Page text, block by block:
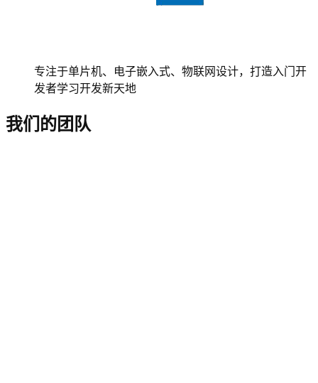
专注于单片机、电子嵌入式、物联网设计，打造入门开
发者学习开发新天地
我们的团队